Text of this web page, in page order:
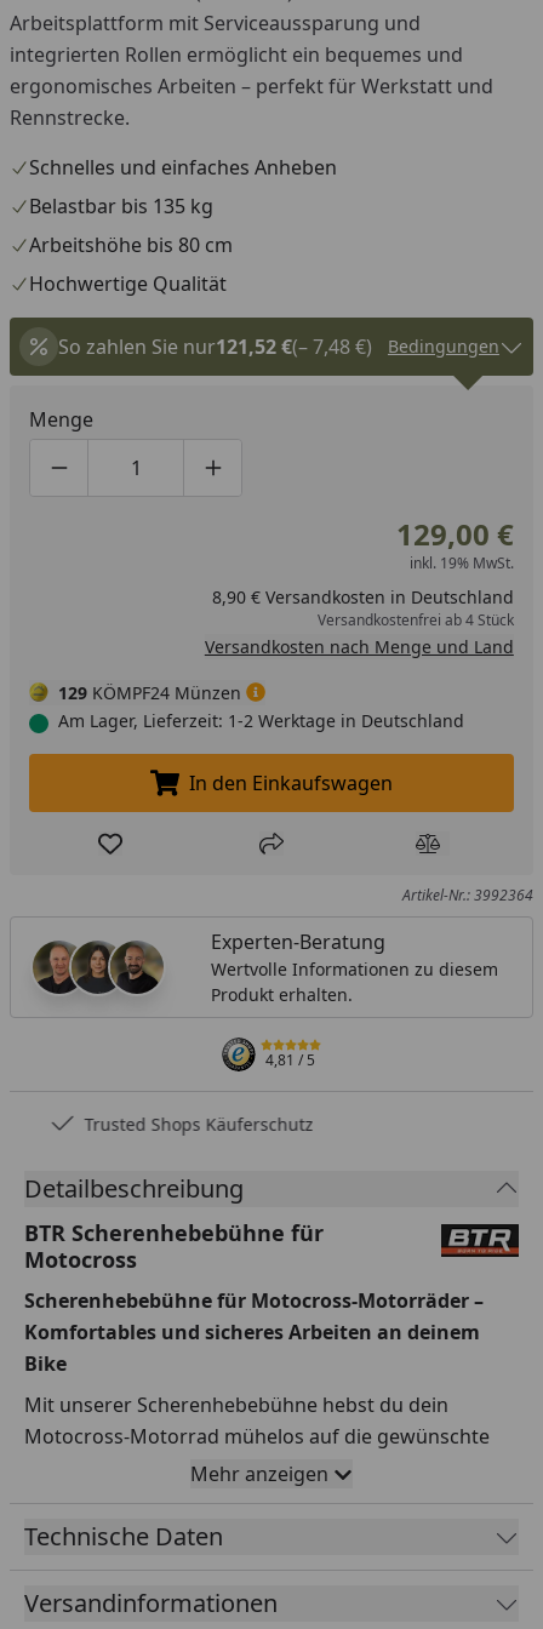
Arbeitsplattform mit Serviceaussparung und
integrierten Rollen ermöglicht ein bequemes und
ergonomisches Arbeiten – perfekt für Werkstatt und
Rennstrecke.
Schnelles und einfaches Anheben
Belastbar bis 135 kg
Arbeitshöhe bis 80 cm
Hochwertige Qualität
So zahlen Sie nur121,52 €(– 7,48 €) Bedingungen
Menge
Produktmenge um eins verringern
Produktmenge manuell eingeben
Produktmenge um eins erhöhen
129,00 €
inkl. 19% MwSt.
8,90 € Versandkosten in Deutschland
Versandkostenfrei ab 4 Stück
Versandkosten nach Menge und Land
129 KÖMPF24 Münzen
Am Lager, Lieferzeit: 1-2 Werktage in Deutschland
In den Einkaufswagen legen
In den Einkaufswagen
Produkt zur Wunschliste hinzufügen
Teilen Produkt
Artikel-Nr.: 3992364
Experten-Beratung
Wertvolle Informationen zu diesem
Produkt erhalten.
4,81/ 5
Rechnungskauf
Detailbeschreibung
BTR Scherenhebebühne für
Motocross
Scherenhebebühne für Motocross-Motorräder –
Komfortables und sicheres Arbeiten an deinem
Bike
Mit unserer Scherenhebebühne hebst du dein
Motocross-Motorrad mühelos auf die gewünschte
Arbeitshöhe – egal ob in der Garage oder direkt an
der Rennstrecke. Die Hebebühne lässt sich stufenlos
von 34 cm bis 80 cm anheben und bietet dir so
Warten oder für Reparaturen.
Mehr anzeigen
Technische Daten
Versandinformationen